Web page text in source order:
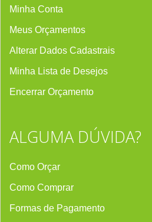
Minha Conta
Meus Orçamentos
Alterar Dados Cadastrais
Minha Lista de Desejos
Encerrar Orçamento
ALGUMA DÚVIDA?
Como Orçar
Como Comprar
Formas de Pagamento